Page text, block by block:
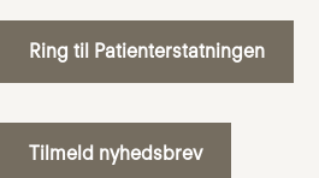
Ring til Patienterstatningen
Tilmeld nyhedsbrev